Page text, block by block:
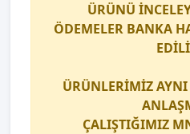
ÜRÜNÜ
ÖDEMELER BANKA
ÜRÜNLERİMİZ
ÇALIŞTIĞIMIZ